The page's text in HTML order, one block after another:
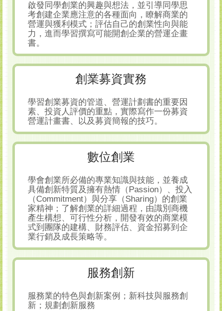
啟發同學創業的興趣與想法，並引導同學思
考創建企業應注意的各種面向，瞭解商業的
營運與獲利模式；評估自己的創業性向與能
力，進而學習撰寫可能開創企業的營運企畫
書。
創業募資實務
學習創業募資的管道、營運計劃書的重要因
素、投資人評價的重點，實際寫作一份募資
營運計畫書、以及募資簡報的技巧。
數位創業
學會創業所必備的專業知識與技能，並養成
具備創新特質及擁有熱情（Passion）、投入
（Commitment）與分享（Sharing）的創業
家精神；了解創業的詳細過程，由識別商機
產生構想、可行性分析，開發有效的商業模
式到團隊的建構、財務評估、資金招募到企
業行銷及成長策略等。
服務創新
服務業的特色與創新案例；新科技與服務創
新；規劃創新服務